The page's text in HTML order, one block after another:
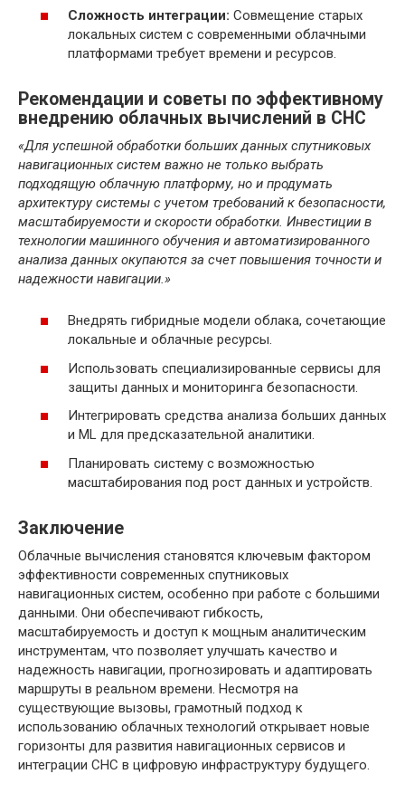
Сложность интеграции: Совмещение старых
локальных систем с современными облачными
платформами требует времени и ресурсов.
Рекомендации и советы по эффективному
внедрению облачных вычислений в СНС
«Для успешной обработки больших данных спутниковых
навигационных систем важно не только выбрать
подходящую облачную платформу, но и продумать
архитектуру системы с учетом требований к безопасности,
масштабируемости и скорости обработки. Инвестиции в
технологии машинного обучения и автоматизированного
анализа данных окупаются за счет повышения точности и
надежности навигации.»
Внедрять гибридные модели облака, сочетающие
локальные и облачные ресурсы.
Использовать специализированные сервисы для
защиты данных и мониторинга безопасности.
Интегрировать средства анализа больших данных
и ML для предсказательной аналитики.
Планировать систему с возможностью
масштабирования под рост данных и устройств.
Заключение
Облачные вычисления становятся ключевым фактором
эффективности современных спутниковых
навигационных систем, особенно при работе с большими
данными. Они обеспечивают гибкость,
масштабируемость и доступ к мощным аналитическим
инструментам, что позволяет улучшать качество и
надежность навигации, прогнозировать и адаптировать
маршруты в реальном времени. Несмотря на
существующие вызовы, грамотный подход к
использованию облачных технологий открывает новые
горизонты для развития навигационных сервисов и
интеграции СНС в цифровую инфраструктуру будущего.